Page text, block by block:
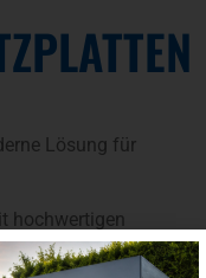
Lösung für
hochwertigen
Lösung für